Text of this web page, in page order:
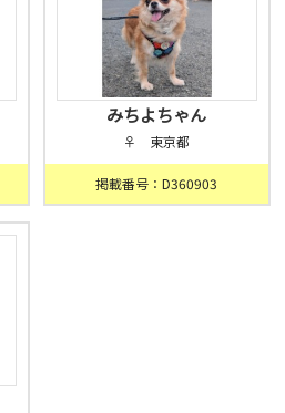
みちよちゃん
♀ 東京都
掲載番号：D360903